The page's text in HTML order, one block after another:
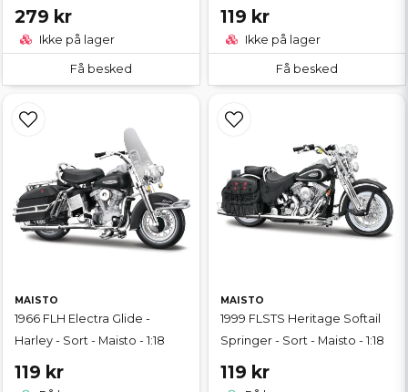
279 kr
Ikke på lager
Få besked
119 kr
Ikke på lager
Få besked
MAISTO
1966 FLH Electra Glide -
Harley - Sort - Maisto - 1:18
119 kr
MAISTO
1999 FLSTS Heritage Softail
Springer - Sort - Maisto - 1:18
119 kr